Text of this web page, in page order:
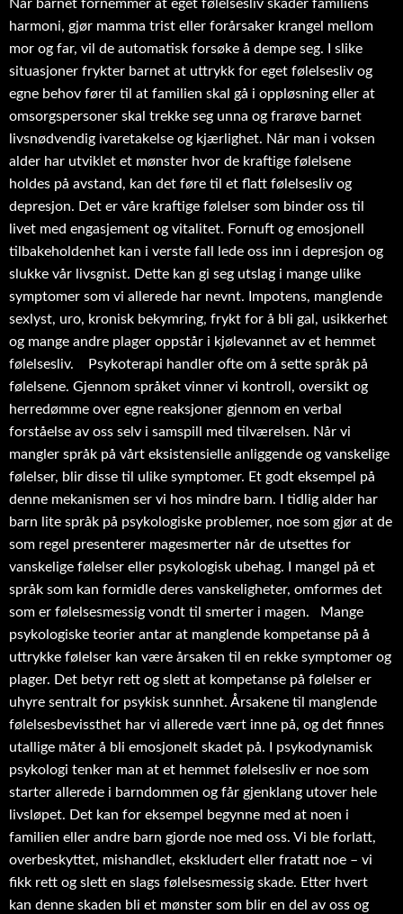
Når barnet fornemmer at eget følelsesliv skader familiens
harmoni, gjør mamma trist eller forårsaker krangel mellom
mor og far, vil de automatisk forsøke å dempe seg. I slike
situasjoner frykter barnet at uttrykk for eget følelsesliv og
egne behov fører til at familien skal gå i oppløsning eller at
omsorgspersoner skal trekke seg unna og frarøve barnet
livsnødvendig ivaretakelse og kjærlighet. Når man i voksen
alder har utviklet et mønster hvor de kraftige følelsene
holdes på avstand, kan det føre til et flatt følelsesliv og
depresjon. Det er våre kraftige følelser som binder oss til
livet med engasjement og vitalitet. Fornuft og emosjonell
tilbakeholdenhet kan i verste fall lede oss inn i depresjon og
slukke vår livsgnist. Dette kan gi seg utslag i mange ulike
symptomer som vi allerede har nevnt. Impotens, manglende
sexlyst, uro, kronisk bekymring, frykt for å bli gal, usikkerhet
og mange andre plager oppstår i kjølevannet av et hemmet
følelsesliv. Psykoterapi handler ofte om å sette språk på
følelsene. Gjennom språket vinner vi kontroll, oversikt og
herredømme over egne reaksjoner gjennom en verbal
forståelse av oss selv i samspill med tilværelsen. Når vi
mangler språk på vårt eksistensielle anliggende og vanskelige
følelser, blir disse til ulike symptomer. Et godt eksempel på
denne mekanismen ser vi hos mindre barn. I tidlig alder har
barn lite språk på psykologiske problemer, noe som gjør at de
som regel presenterer magesmerter når de utsettes for
vanskelige følelser eller psykologisk ubehag. I mangel på et
språk som kan formidle deres vanskeligheter, omformes det
som er følelsesmessig vondt til smerter i magen. Mange
psykologiske teorier antar at manglende kompetanse på å
uttrykke følelser kan være årsaken til en rekke symptomer og
plager. Det betyr rett og slett at kompetanse på følelser er
uhyre sentralt for psykisk sunnhet. Årsakene til manglende
følelsesbevissthet har vi allerede vært inne på, og det finnes
utallige måter å bli emosjonelt skadet på. I psykodynamisk
psykologi tenker man at et hemmet følelsesliv er noe som
starter allerede i barndommen og får gjenklang utover hele
livsløpet. Det kan for eksempel begynne med at noen i
familien eller andre barn gjorde noe med oss. Vi ble forlatt,
overbeskyttet, mishandlet, ekskludert eller fratatt noe – vi
fikk rett og slett en slags følelsesmessig skade. Etter hvert
kan denne skaden bli et mønster som blir en del av oss og